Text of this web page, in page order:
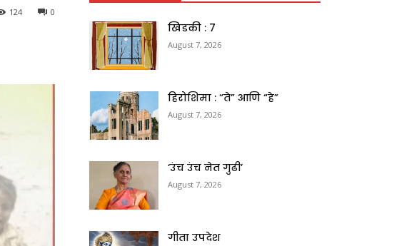
0
124
खिडकी : 7
August 7, 2026
हिरोशिमा : “ते” आणि “हे”
August 7, 2026
‘उंच उंच नेत गुढी’
August 7, 2026
गीता उपदेश